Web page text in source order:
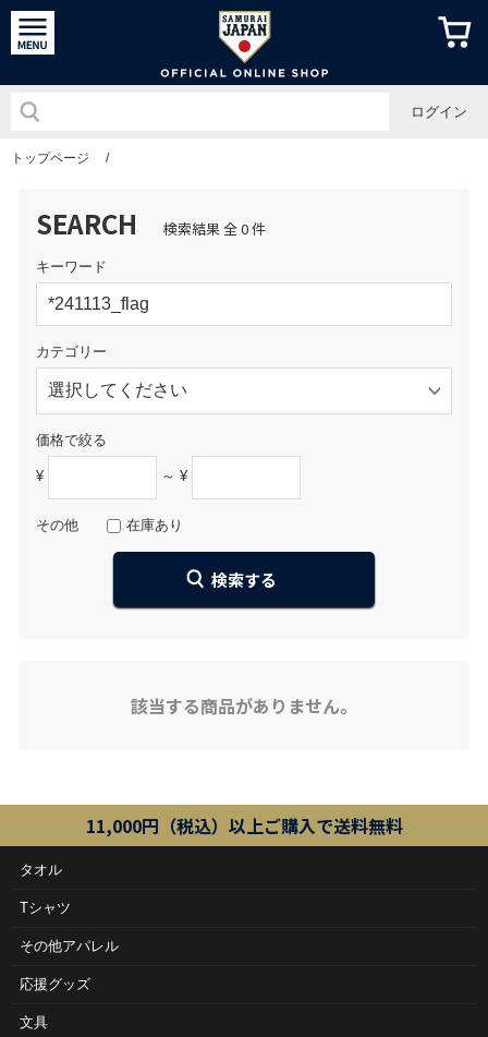
侍ジャパ
ログイン
トップページ /
SEARCH 検索結果 全 0 件
キーワード
カテゴリー
価格で絞る
¥ ～ ¥
その他 在庫あり
該当する商品がありません。
11,000円（税込）以上ご購入で送料無料
タオル
Tシャツ
その他アパレル
応援グッズ
文具